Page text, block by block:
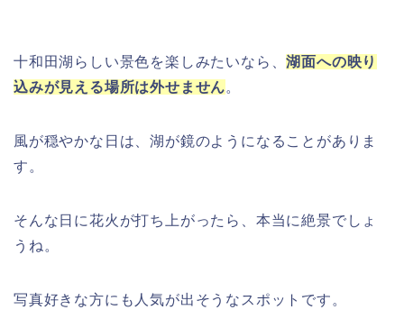
十和田湖らしい景色を楽しみたいなら、湖面への映り
込みが見える場所は外せません。
風が穏やかな日は、湖が鏡のようになることがありま
す。
そんな日に花火が打ち上がったら、本当に絶景でしょ
うね。
写真好きな方にも人気が出そうなスポットです。